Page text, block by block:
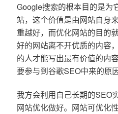
Google搜索的根本目的是为
站，这个价值是由网站自身
重越好，而优化网站的目的
好的网站离不开优质的内容
的人才能写出最有价值的内
要参与到谷歌SEO中来的原
我方会利用自己长期的SEO
网站优化做好。网站可优化